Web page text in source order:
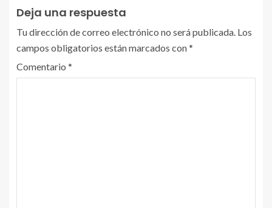
Deja una respuesta
Tu dirección de correo electrónico no será publicada. Los
campos obligatorios están marcados con*
Comentario *